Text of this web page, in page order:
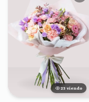
22 viendo